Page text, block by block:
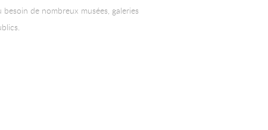
de nombreux musées, galeries